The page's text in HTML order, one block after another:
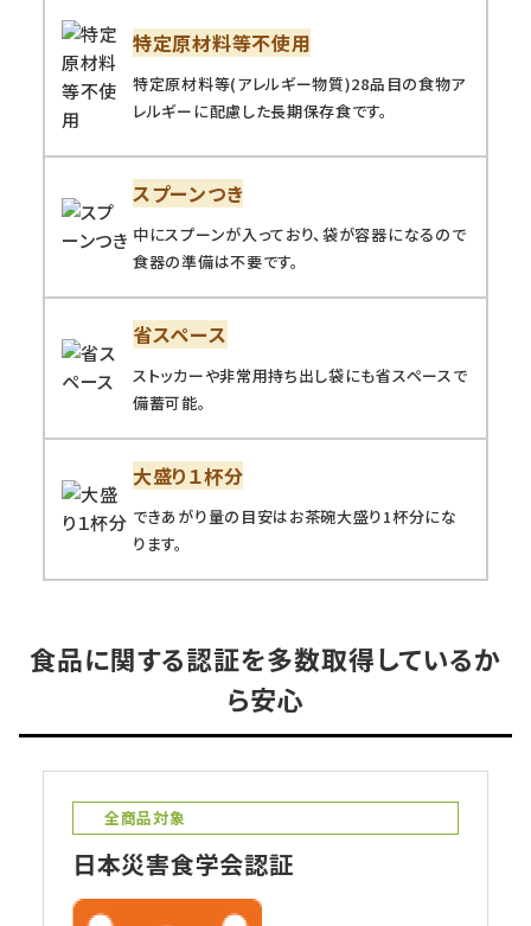
特定原材料等不使用
特定原材料等(アレルギー物質)28品目の食物ア
レルギーに配慮した長期保存食です。
スプーンつき
中にスプーンが入っており、袋が容器になるので
食器の準備は不要です。
省スペース
ストッカーや非常用持ち出し袋にも省スペースで
備蓄可能。
大盛り１杯分
できあがり量の目安はお茶碗大盛り1杯分にな
ります。
食品に関する認証を多数取得しているか
ら安心
全商品対象
日本災害食学会認証